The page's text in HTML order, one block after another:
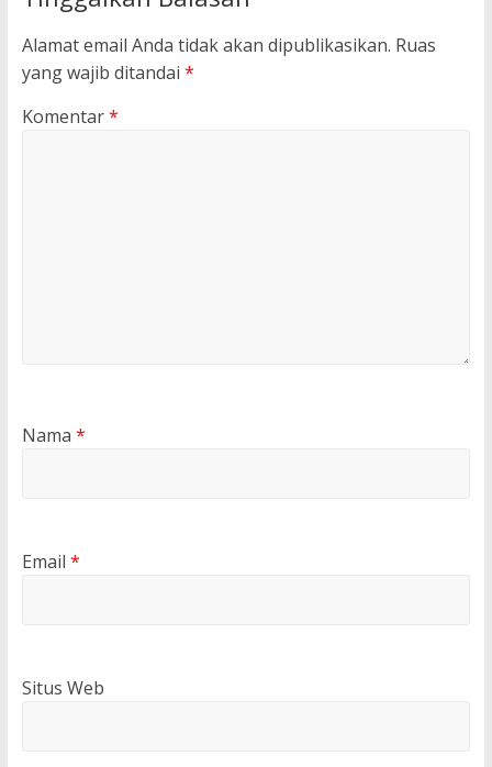
Alamat email Anda tidak akan dipublikasikan. Ruas
yang wajib ditandai *
Komentar*
Nama *
Email *
Situs Web